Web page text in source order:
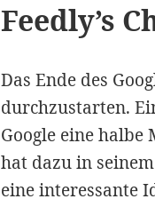
Feedly’s
Das Ende des
durchzustarten.
Google eine
hat dazu in
eine interessante